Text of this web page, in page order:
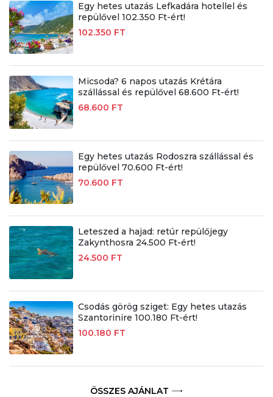
Egy hetes utazás Lefkadára hotellel és
repülővel 102.350 Ft-ért!
102.350 FT
Micsoda? 6 napos utazás Krétára
szállással és repülővel 68.600 Ft-ért!
68.600 FT
Egy hetes utazás Rodoszra szállással és
repülővel 70.600 Ft-ért!
70.600 FT
Leteszed a hajad: retúr repülőjegy
Zakynthosra 24.500 Ft-ért!
24.500 FT
Csodás görög sziget: Egy hetes utazás
Szantorinire 100.180 Ft-ért!
100.180 FT
ÖSSZES AJÁNLAT